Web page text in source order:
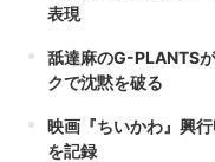
表現
舐達麻のG-PLANTS
クで沈黙を破る
映画『ちいかわ』興
を記録